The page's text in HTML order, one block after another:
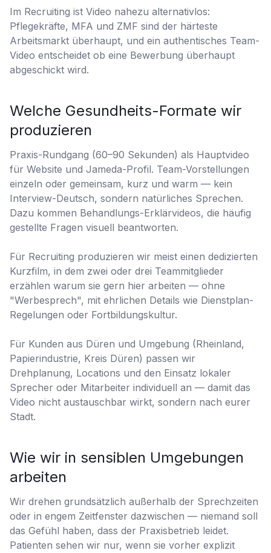
Im Recruiting ist Video nahezu alternativlos:
Pflegekräfte, MFA und ZMF sind der härteste
Arbeitsmarkt überhaupt, und ein authentisches Team-
Video entscheidet ob eine Bewerbung überhaupt
abgeschickt wird.
Welche Gesundheits-Formate wir
produzieren
Praxis-Rundgang (60–90 Sekunden) als Hauptvideo
für Website und Jameda-Profil. Team-Vorstellungen
einzeln oder gemeinsam, kurz und warm — kein
Interview-Deutsch, sondern natürliches Sprechen.
Dazu kommen Behandlungs-Erklärvideos, die häufig
gestellte Fragen visuell beantworten.
Für Recruiting produzieren wir meist einen dedizierten
Kurzfilm, in dem zwei oder drei Teammitglieder
erzählen warum sie gern hier arbeiten — ohne
"Werbesprech", mit ehrlichen Details wie Dienstplan-
Regelungen oder Fortbildungskultur.
Für Kunden aus Düren und Umgebung (Rheinland,
Papierindustrie, Kreis Düren) passen wir
Drehplanung, Locations und den Einsatz lokaler
Sprecher oder Mitarbeiter individuell an — damit das
Video nicht austauschbar wirkt, sondern nach eurer
Stadt.
Wie wir in sensiblen Umgebungen
arbeiten
Wir drehen grundsätzlich außerhalb der Sprechzeiten
oder in engem Zeitfenster dazwischen — niemand soll
das Gefühl haben, dass der Praxisbetrieb leidet.
Patienten sehen wir nur, wenn sie vorher explizit